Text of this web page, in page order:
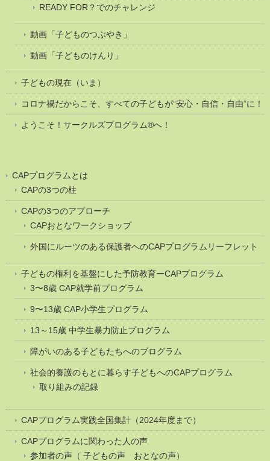
READY FOR？でのチャレンジ
動画「子どものつぶやき」
動画「子どものけんり」
子どもの現在（いま）
コロナ禍だからこそ、すべての子どもが“安心・自信・自由”に！
ようこそ！サークルズプログラム®へ！
CAPプログラムとは
CAPの3つの柱
CAPの3つのアプローチ
CAPおとなワークショップ
外国にルーツのある保護者へのCAPプログラムリーフレット
子どもの権利を基盤にした予防教育ーCAPプログラム
3〜8歳 CAP就学前プログラム
9〜13歳 CAP小学生プログラム
13～15歳 中学生暴力防止プログラム
障がいのある子どもたちへのプログラム
社会的養護のもとに暮らす子どもへのCAPプログラム
取り組みの記録
CAPプログラム実践全国集計（2024年度まで）
CAPプログラムに関わった人の声
参加者の声（ 子どもの声 おとなの声）